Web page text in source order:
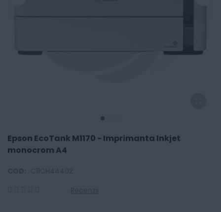
Epson EcoTank M1170 - Imprimanta Inkjet
monocrom A4